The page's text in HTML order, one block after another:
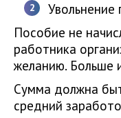
Пособие не
работника
желанию. Больше
Сумма должна
средний